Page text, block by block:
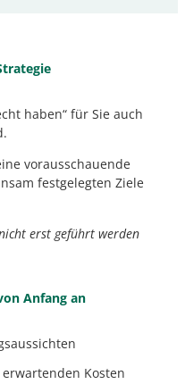
haben“ für Sie auch
vorausschauende
festgelegten Ziele
erst geführt werden
Anfang an
Kosten